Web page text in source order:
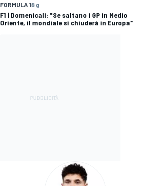
FORMULA 18 g
F1 | Domenicali: "Se saltano i GP in Medio
Oriente, il mondiale si chiuderà in Europa"